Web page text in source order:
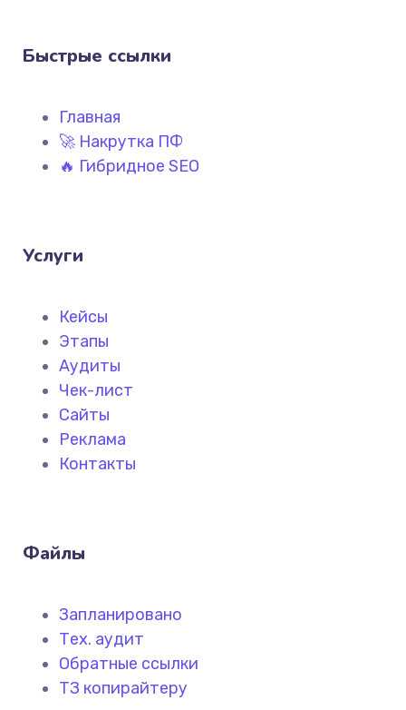
Быстрые ссылки
Главная
🚀 Накрутка ПФ
🔥 Гибридное SEO
Услуги
Кейсы
Этапы
Аудиты
Чек-лист
Сайты
Реклама
Контакты
Файлы
Запланировано
Тех. аудит
Обратные ссылки
ТЗ копирайтеру